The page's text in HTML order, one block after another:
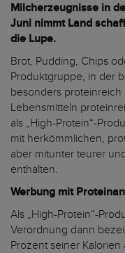
Milcherzeugnisse in
Juni nimmt Land
die Lupe.
Brot, Pudding, Chips
Produktgruppe, in der
besonders
Lebensmitteln
als „High-Protein“-
mit herkömmlichen,
aber mitunter teurer
enthalten.
Werbung mit
Als „High-Protein“-
Verordnung dann
Prozent seiner